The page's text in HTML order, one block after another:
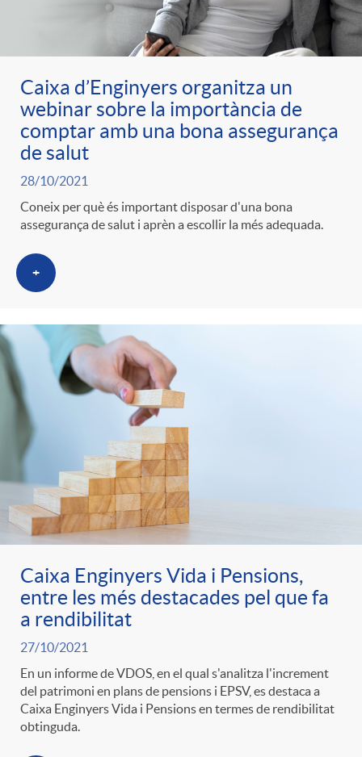
Caixa d’Enginyers organitza un
webinar sobre la importància de
comptar amb una bona assegurança
de salut
28/10/2021
Coneix per què és important disposar d'una bona
assegurança de salut i aprèn a escollir la més adequada.
+
Caixa Enginyers Vida i Pensions,
entre les més destacades pel que fa
a rendibilitat
27/10/2021
En un informe de VDOS, en el qual s'analitza l'increment
del patrimoni en plans de pensions i EPSV, es destaca a
Caixa Enginyers Vida i Pensions en termes de rendibilitat
obtinguda.